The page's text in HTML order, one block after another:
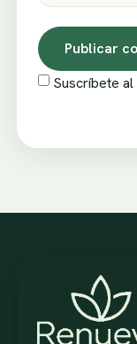
Suscríbete al